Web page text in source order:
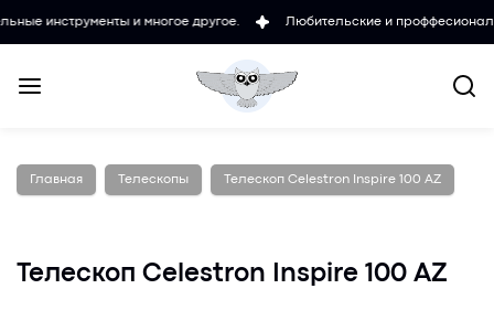
и многое другое. Любительские и проффесиональные
Главная Телескопы Телескоп Celestron Inspire 100 AZ
Телескоп Celestron Inspire 100 AZ